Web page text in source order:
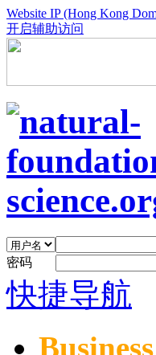
Website IP (Hong Kong
开启辅助访问
密码
快捷导航